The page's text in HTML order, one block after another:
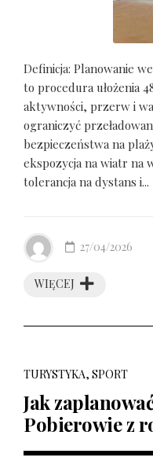
Definicja: Planowanie
to procedura ułożenia
aktywności, przerw i
ograniczyć
bezpieczeństwa na
ekspozycja na wiatr na
tolerancja na dystans i...
WIĘCEJ
27/04/2026
TURYSTYKA, SPORT
Jak
Pobierowie z